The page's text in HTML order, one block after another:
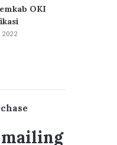
OKI
2022